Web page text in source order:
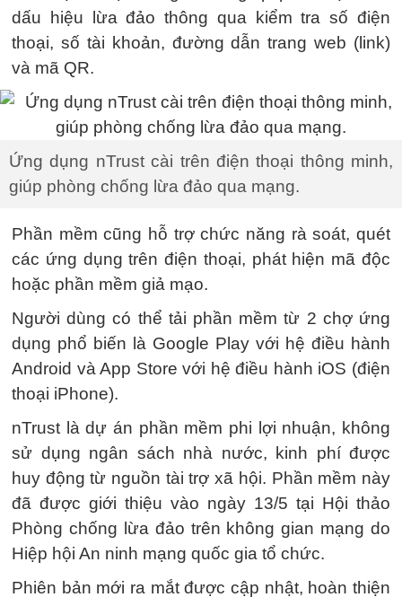
dấu hiệu lừa đảo thông qua kiểm tra số điện
thoại, số tài khoản, đường dẫn trang web (link)
và mã QR.
Ứng dụng nTrust cài trên điện thoại thông minh,
giúp phòng chống lừa đảo qua mạng.
Phần mềm cũng hỗ trợ chức năng rà soát, quét
các ứng dụng trên điện thoại, phát hiện mã độc
hoặc phần mềm giả mạo.
Người dùng có thể tải phần mềm từ 2 chợ ứng
dụng phổ biến là Google Play với hệ điều hành
Android và App Store với hệ điều hành iOS (điện
thoại iPhone).
nTrust là dự án phần mềm phi lợi nhuận, không
sử dụng ngân sách nhà nước, kinh phí được
huy động từ nguồn tài trợ xã hội. Phần mềm này
đã được giới thiệu vào ngày 13/5 tại Hội thảo
Phòng chống lừa đảo trên không gian mạng do
Hiệp hội An ninh mạng quốc gia tổ chức.
Phiên bản mới ra mắt được cập nhật, hoàn thiện